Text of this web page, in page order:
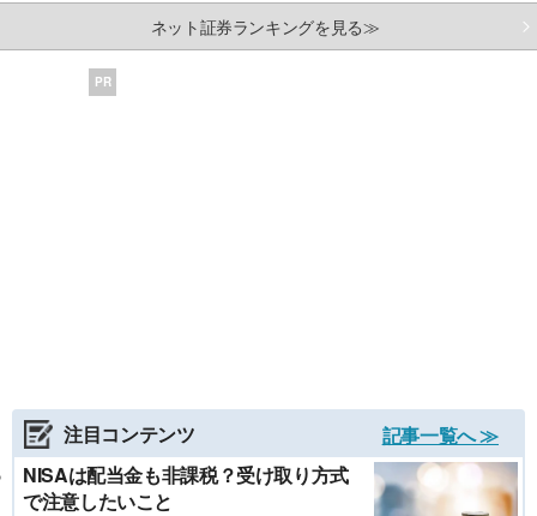
ネット証券ランキングを見る≫
PR
注目コンテンツ
記事一覧へ ≫
NISAは配当金も非課税？受け取り方式
で注意したいこと